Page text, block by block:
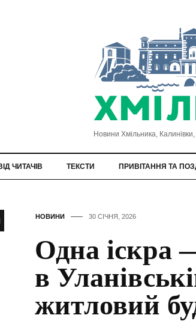
Новини Хмільника,
ЧИТАЧІВ ТЕКСТИ ПРИВІТАННЯ ТА
НОВИНИ 30 СІЧНЯ, 2026
Одна іскра
в
житловий